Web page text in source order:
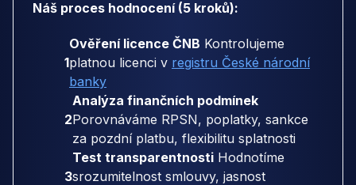
Náš proces hodnocení (5 kroků):
1
Ověření licence ČNB Kontrolujeme
platnou licenci v registru České národní
banky
2
Analýza finančních podmínek
Porovnáváme RPSN, poplatky, sankce
za pozdní platbu, flexibilitu splatnosti
3
Test transparentnosti Hodnotíme
srozumitelnost smlouvy, jasnost